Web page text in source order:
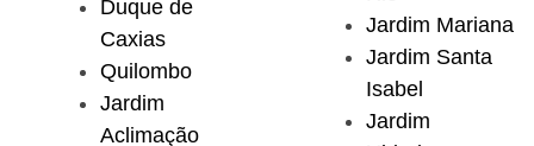
Duque de
Caxias
Quilombo
Jardim
Aclimação
Jardim Mariana
Jardim Santa
Isabel
Jardim